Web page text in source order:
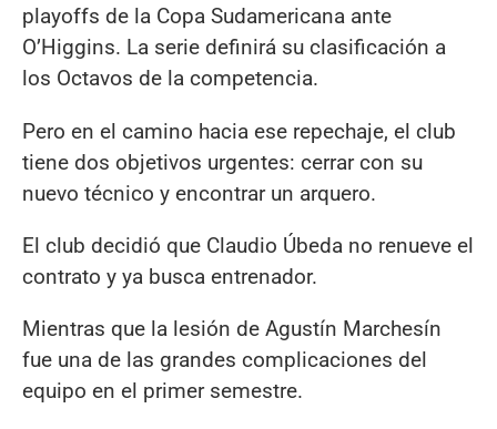
playoffs de la Copa Sudamericana ante
O’Higgins. La serie definirá su clasificación a
los Octavos de la competencia.
Pero en el camino hacia ese repechaje, el club
tiene dos objetivos urgentes: cerrar con su
nuevo técnico y encontrar un arquero.
El club decidió que Claudio Úbeda no renueve el
contrato y ya busca entrenador.
Mientras que la lesión de Agustín Marchesín
fue una de las grandes complicaciones del
equipo en el primer semestre.